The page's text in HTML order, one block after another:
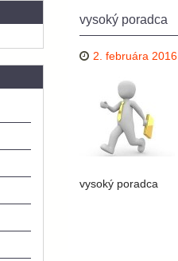
vysoký poradca
2. februára 2016
vysoký poradca